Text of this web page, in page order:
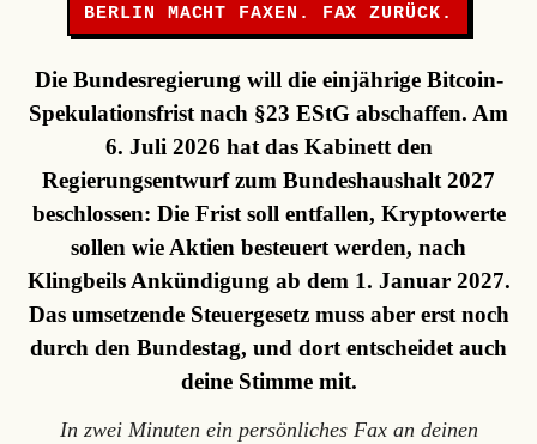
BERLIN MACHT FAXEN. FAX ZURÜCK.
Die Bundesregierung will die einjährige Bitcoin-
Spekulationsfrist nach §23 EStG abschaffen. Am
6. Juli 2026 hat das Kabinett den
Regierungsentwurf zum Bundeshaushalt 2027
beschlossen: Die Frist soll entfallen, Kryptowerte
sollen wie Aktien besteuert werden, nach
Klingbeils Ankündigung ab dem 1. Januar 2027.
Das umsetzende Steuergesetz muss aber erst noch
durch den Bundestag, und dort entscheidet auch
deine Stimme mit.
In zwei Minuten ein persönliches Fax an deinen